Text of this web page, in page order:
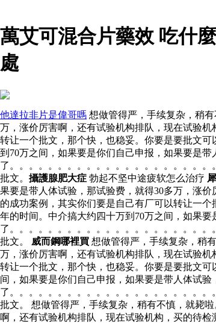
萬艾可混合片藥效 吃什
處
他達拉非片是偉哥嗎 想做管得严，手续复杂，稍
万，涨价厉害啊，还有试验机构排队，现在试验
转让一个批文，那个快，也稳妥。你要是要批文
到70万之间，如果要是你们自己申报，如果要是
了。。。。。。。。。。。。。。。。。。。。
批文。 攝護腺肥大症 勃起不坚中途疲软怎么治疗
果要是带人体试验，那试验费，就得30多万，涨
的成功案例，其实你们要是自己有厂可以转让一
年的时间。中介搞大约四十万到70万之间，如果
了。。。。。。。。。。。。。。。。。。。。
批文。 威而鋼哪裡買 想做管得严，手续复杂，稍
万，涨价厉害啊，还有试验机构排队，现在试验
转让一个批文，那个快，也稳妥。你要是要批文可
间，如果要是你们自己申报，如果要是带人体试
了。。。。。。。。。。。。。。。。。。。。
批文。 想做管得严，手续复杂，稍有不慎，就毙
啊，还有试验机构排队，现在试验机构，买的待